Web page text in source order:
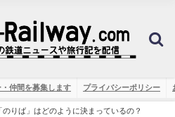
・仲間を募集します プライバシーポリシー
のりば」はどのように決まっているの？